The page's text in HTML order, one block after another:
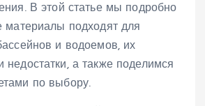
В этой статье мы подробно
материалы подходят для
и водоемов, их
недостатки, а также поделимся
по выбору.